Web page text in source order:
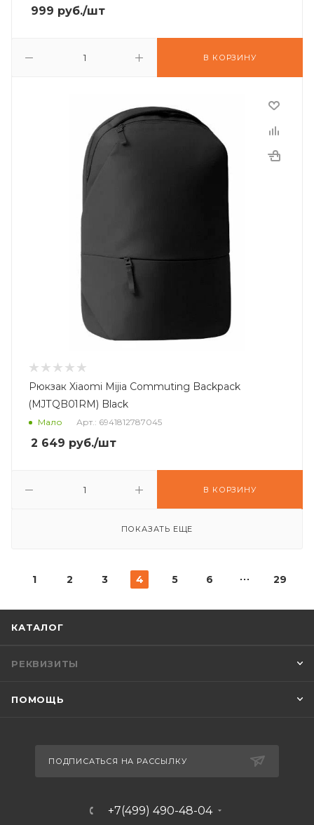
999 руб./шт
В КОРЗИНУ
Рюкзак Xiaomi Mijia Commuting Backpack
(MJTQB01RM) Black
Мало Арт.: 6941812787045
2 649 руб./шт
В КОРЗИНУ
ПОКАЗАТЬ ЕЩЕ
1 2 3 4 5 6 29
КАТАЛОГ
РЕКВИЗИТЫ
ПОМОЩЬ
ПОДПИСАТЬСЯ НА РАССЫЛКУ
+7(499) 490-48-04